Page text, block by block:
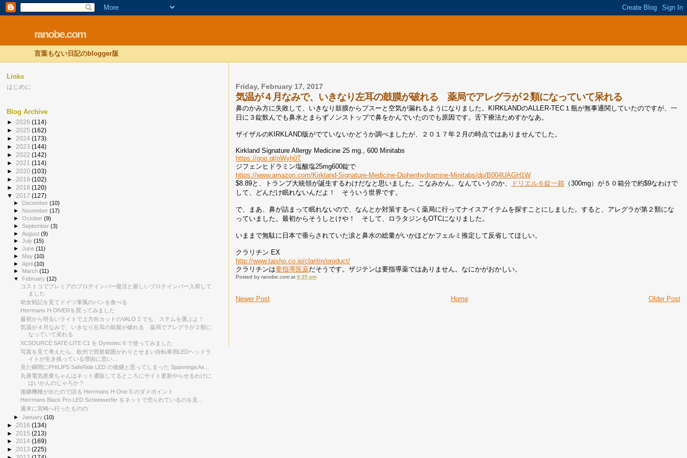
ranobe.com
言葉もない日記のblogger版
Friday, February 17, 2017
気温が４月なみで、いきなり左耳の鼓膜が破れる 薬局でアレグラが２類になっていて呆れる
鼻のかみ方に失敗して、いきなり鼓膜からプスーと空気が漏れるようになりました。KIRKLANDのALLER-TEC１瓶が無事通関していたのですが、一
日に３錠飲んでも鼻水とまらずノンストップで鼻をかんでいたのでも原因です。舌下療法ためすかなあ。
ザイザルのKIRKLAND版がでていないかどうか調べましたが、２０１７年２月の時点ではありませんでした。
Kirkland Signature Allergy Medicine 25 mg., 600 Minitabs
https://goo.gl/nWyh0T
ジフェンヒドラミン塩酸塩25mg600錠で
https://www.amazon.com/Kirkland-Signature-Medicine-Diphenhydramine-Minitabs/dp/B004UAGH1W
$8.89と、トランプ大統領が誕生するわけだなと思いました。こなみかん。なんていうのか、
ドリエル６錠一箱 （300mg）が５０箱分で約$9なわけで
して、どんだけ眠れないんだよ！ そういう世界です。
で、まあ、鼻が詰まって眠れないので、なんとか対策するべく薬局に行ってナイスアイテムを探すことにしました。すると、アレグラが第２類にな
っていました。最初からそうしとけや！ そして、ロラタジンもOTCになりました。
いままで無駄に日本で垂らされていた涙と鼻水の総量がいかほどかフェルミ推定して反省してほしい。
クラリチン EX
http://www.taisho.co.jp/claritin/product/
クラリチンは要指導医薬だそうです。ザジテンは要指導薬ではありません。なにかがおかしい。
Posted byranobe.com at6:35 pm
Newer Post Older Post
Home
Links
はじめに
Blog Archive
► 2026 (114)
► 2025 (162)
► 2024 (173)
► 2023 (144)
► 2022 (142)
► 2021 (114)
► 2020 (103)
► 2019 (102)
► 2018 (120)
▼ 2017 (127)
► December(10)
►
November(17)
►October(9)
►September(3)
►August(9)
►July(15)
►June(11)
► May(10)
►April(10)
►
March(11)
▼
February(12)
コストコでプレミアのプロテインバー復活と新しいプロテインバー入荷して
ました
幼女戦記を見てドイツ軍風のパンを食べる
Herrmans H-DIVERを買ってみました
最初から明るいライトで上方向カットのVALO 2 でも、ステムを選ぶよ！
気温が４月なみで、いきなり左耳の鼓膜が破れる 薬局でアレグラが２類に
なっていて呆れる
XCSOURCE SATE-LITE C1 を Dymotec 6 で使ってみました
写真を見て考えたら、欧州で照射範囲がわりとせまい自転車用LEDヘッドラ
イトが生き残っている理由に思い...
見た瞬間にPHILIPS SafeRide LED の後継と思ってしまった Spanninga Ax...
丸善電気産業ちゃんはネット通販してるところにサイト更新やらせるわけに
はいかんのじゃろか？
後継機種が出たので語る Herrmans H-One S のダメポイント
Herrmans Black Pro LED Scheinwerfer をネットで売られているのを見...
週末に宮崎へ行ったものの
►January(10)
► 2016 (134)
► 2015 (213)
► 2014 (169)
► 2013 (225)